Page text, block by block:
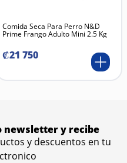
Comida Seca Para Perro N&D
Prime Frango Adulto Mini 2.5 Kg
₡21 750
newsletter y recibe
y descuentos en tu